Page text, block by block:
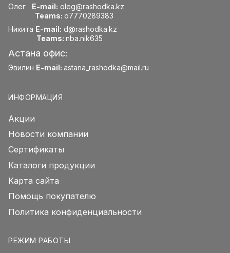
Олег E-mail: oleg@rashodka.kz
Teams: o7770289383
Никита E-mail: d@rashodka.kz
Teams: nba.nik635
Астана офис:
Эвилин E-mail: astana_rashodka@mail.ru
ИНФОРМАЦИЯ
Акции
Новости компании
Сертификаты
Каталоги продукции
Карта сайта
Помощь покупателю
Политика конфиденциальности
РЕЖИМ РАБОТЫ